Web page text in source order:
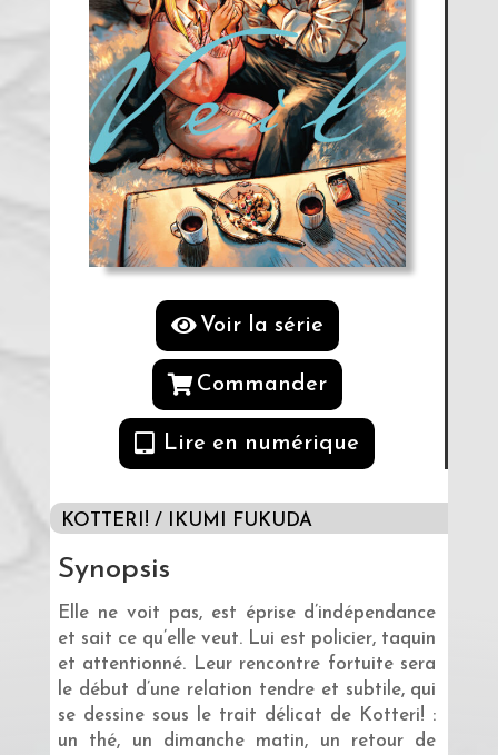
Voir la série
Commander
Lire en numérique
KOTTERI! / IKUMI FUKUDA
Synopsis
Elle ne voit pas, est éprise d’indépendance
et sait ce qu’elle veut. Lui est policier, taquin
et attentionné. Leur rencontre fortuite sera
le début d’une relation tendre et subtile, qui
se dessine sous le trait délicat de Kotteri! :
un thé, un dimanche matin, un retour de